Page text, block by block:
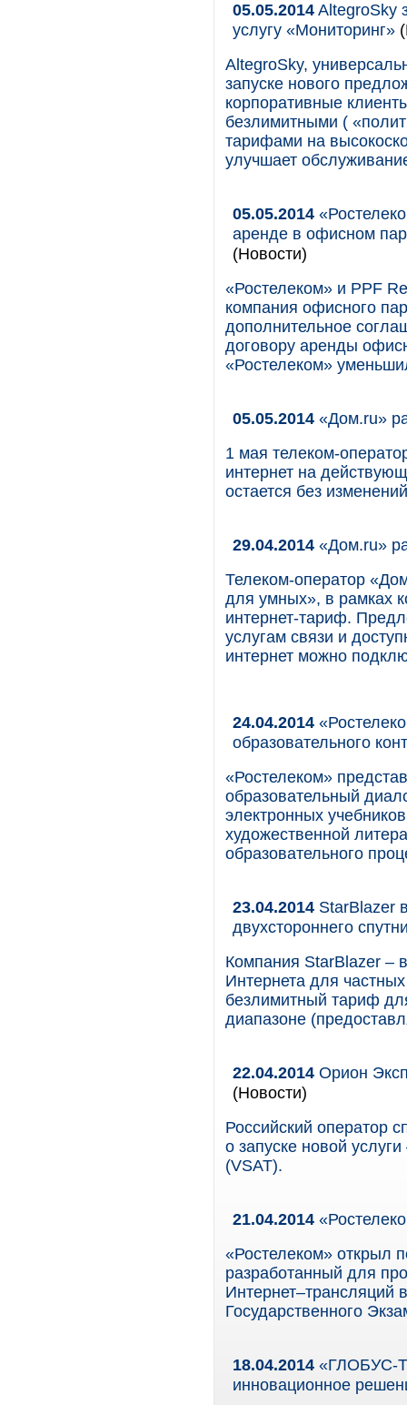
05.05.2014AltegroSky
услугу «Мониторинг»
AltegroSky,
запуске нового
корпоративные
безлимитными (
тарифами на
улучшает
05.05.2014
аренде в офисном
(Новости)
«Ростелеком» и PPF
компания офисного
дополнительное
договору аренды
«Ростелеком»
05.05.2014 «Дом.ru»
1 мая телеком-
интернет на
остается без
29.04.2014 «Дом.ru»
Телеком-оператор
для умных», в рамках
интернет-тариф.
услугам связи и
интернет можно
24.04.2014
образовательного
«Ростелеком»
образовательный
электронных
художественной
образовательного
23.04.2014 StarBlazer
двухстороннего
Компания StarBlazer –
Интернета для
безлимитный тариф
диапазоне
22.04.2014 Орион
(Новости)
Российский оператор
о запуске новой
(VSAT).
21.04.2014
«Ростелеком» открыл
разработанный для
Интернет–трансляций
Государственного
18.04.2014 «ГЛОБУС-
инновационное